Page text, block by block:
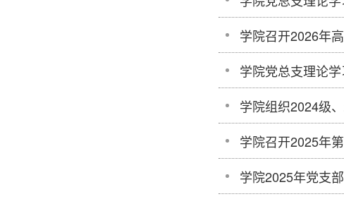
学院召开2026年
学院党总支理论
学院组织2024级
学院召开2025年
学院2025年党支